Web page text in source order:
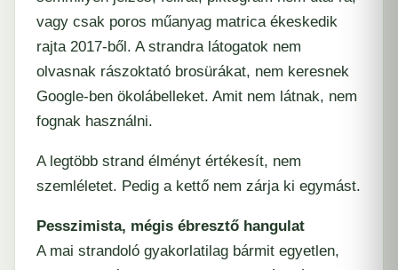
vagy csak poros műanyag matrica ékeskedik
rajta 2017-ből. A strandra látogatok nem
olvasnak rászoktató brosürákat, nem keresnek
Google-ben ökolábelleket. Amit nem látnak, nem
fognak használni.
A legtöbb strand élményt értékesít, nem
szemléletet. Pedig a kettő nem zárja ki egymást.
Pesszimista, mégis ébresztő hangulat
A mai strandoló gyakorlatilag bármit egyetlen,